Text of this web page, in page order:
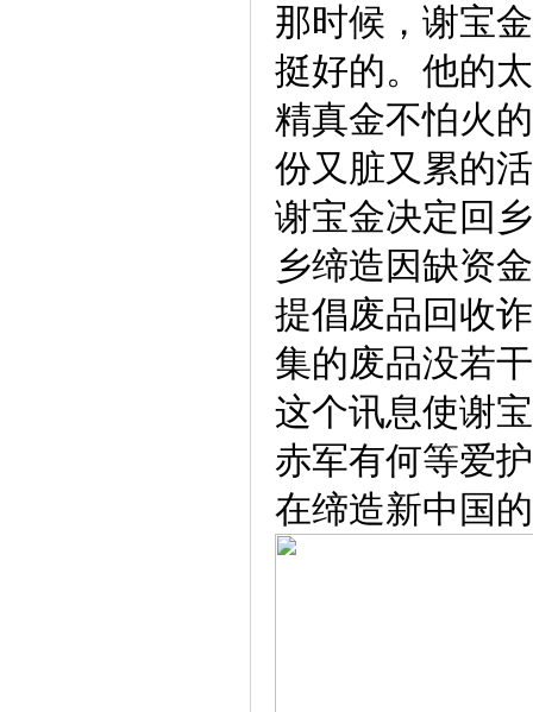
那时候，谢宝
挺好的。他的
精真金不怕火
份又脏又累的
谢宝金决定回
乡缔造因缺资
提倡废品回收
集的废品没若
这个讯息使谢
赤军有何等爱
在缔造新中国